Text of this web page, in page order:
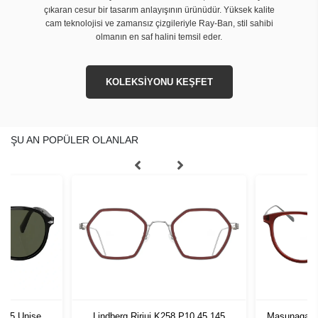
çıkaran cesur bir tasarım anlayışının ürünüdür. Yüksek kalite
cam teknolojisi ve zamansız çizgileriyle Ray-Ban, stil sahibi
olmanın en saf halini temsil eder.
KOLEKSİYONU KEŞFET
ŞU AN POPÜLER OLANLAR